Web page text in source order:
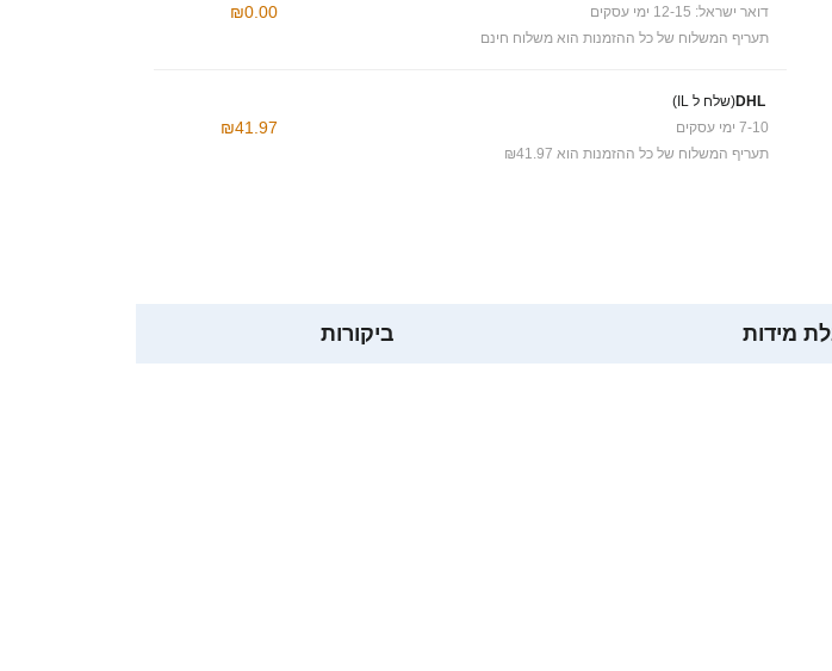
דואר ישראל: 12-15 ימי עסקים
תעריף המשלוח של כל ההזמנות הוא משלוח חינם
₪0.00
DHL(שלח ל IL)
7-10 ימי עסקים
תעריף המשלוח של כל ההזמנות הוא ₪41.97
₪41.97
מידות ביקורות